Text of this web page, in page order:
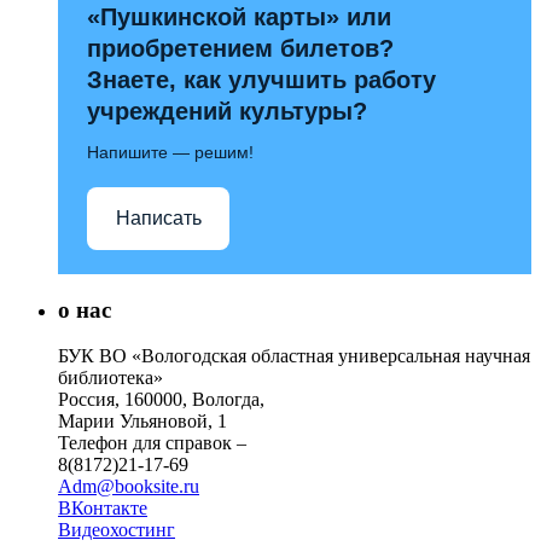
«Пушкинской карты» или
приобретением билетов?
Знаете, как улучшить работу
учреждений культуры?
Напишите — решим!
Написать
о нас
БУК ВО «Вологодская областная универсальная научная
библиотека»
Россия, 160000, Вологда,
Марии Ульяновой, 1
Телефон для справок –
8(8172)21-17-69
Adm@booksite.ru
ВКонтакте
Видеохостинг